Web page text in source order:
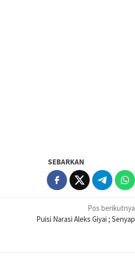
SEBARKAN
Pos berikutnya
Puisi Narasi Aleks Giyai ; Senyap